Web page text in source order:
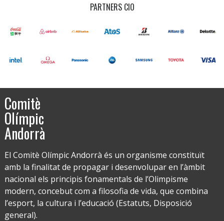
PARTNERS CIO
Comitè
Olímpic
Andorrà
El Comitè Olímpic Andorrà és un organisme constituït
amb la finalitat de propagar i desenvolupar en l’àmbit
nacional els principis fonamentals de l’Olimpisme
modern, concebut com a filosofia de vida, que combina
l’esport, la cultura i l’educació (Estatuts, Disposició
general).